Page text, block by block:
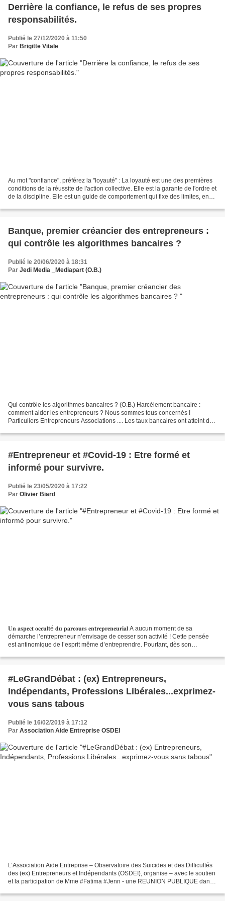
Derrière la confiance, le refus de ses propres
responsabilités.
Publié le 27/12/2020 à 11:50
Par Brigitte Vitale
Au mot "confiance", préférez la "loyauté" : La loyauté est une des premières
conditions de la réussite de l'action collective. Elle est la garante de l'ordre et
de la discipline. Elle est un guide de comportement qui fixe des limites, en
Banque, premier créancier des entrepreneurs :
qui contrôle les algorithmes bancaires ?
Publié le 20/06/2020 à 18:31
Par Jedi Media _Mediapart (O.B.)
Qui contrôle les algorithmes bancaires ? (O.B.) Harcèlement bancaire :
comment aider les entrepreneurs ? Nous sommes tous concernés !
Particuliers Entrepreneurs Associations .... Les taux bancaires ont atteint des
#Entrepreneur et #Covid-19 : Etre formé et
informé pour survivre.
Publié le 23/05/2020 à 17:22
Par Olivier Biard
𝐔𝐧 𝐚𝐬𝐩𝐞𝐜𝐭 𝐨𝐜𝐜𝐮𝐥𝐭é 𝐝𝐮 𝐩𝐚𝐫𝐜𝐨𝐮𝐫𝐬 𝐞𝐧𝐭𝐫𝐞𝐩𝐫𝐞𝐧𝐞𝐮𝐫𝐢𝐚𝐥 A aucun moment de sa
démarche l’entrepreneur n’envisage de cesser son activité ! Cette pensée
est antinomique de l’esprit même d’entreprendre. Pourtant, dès son
#LeGrandDébat : (ex) Entrepreneurs,
Indépendants, Professions Libérales...exprimez-
vous sans tabous
Publié le 16/02/2019 à 17:12
Par Association Aide Entreprise OSDEI
L’Association Aide Entreprise – Observatoire des Suicides et des Difficultés
des (ex) Entrepreneurs et Indépendants (OSDEI), organise – avec le soutien
et la participation de Mme #Fatima #Jenn - une REUNION PUBLIQUE dans